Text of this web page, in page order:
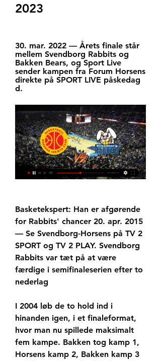
2023
30. mar. 2022 — Årets finale står
mellem Svendborg Rabbits og
Bakken Bears, og Sport Live
sender kampen fra Forum Horsens
direkte på SPORT LIVE påskedag
d.
Basketekspert: Han er afgørende
for Rabbits' chancer 20. apr. 2015
— Se Svendborg-Horsens på TV 2
SPORT og TV 2 PLAY. Svendborg
Rabbits var tæt på at være
færdige i semifinaleserien efter to
nederlag
I 2004 løb de to hold ind i
hinanden igen, i et finaleformat,
hvor man nu spillede maksimalt
fem kampe. Bakken tog kamp 1,
Horsens kamp 2, Bakken kamp 3